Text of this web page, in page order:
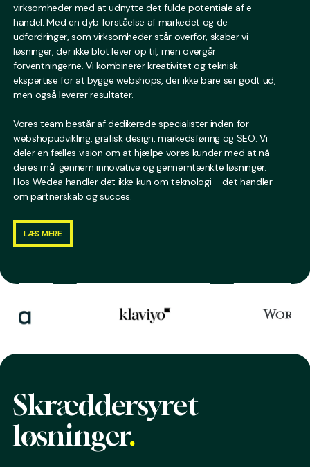
virksomheder med at udnytte det fulde potentiale af e-
handel. Med en dyb forståelse af markedet og de
udfordringer, som virksomheder står overfor, skaber vi
løsninger, der ikke blot lever op til, men overgår
forventningerne. Vi kombinerer kreativitet og teknisk
ekspertise for at bygge webshops, der ikke bare ser godt ud,
men også leverer resultater.
Vores team består af dedikerede specialister inden for
webshopudvikling, grafisk design, markedsføring og SEO. Vi
deler en fælles vision om at hjælpe vores kunder med at nå
deres mål gennem innovative og gennemtænkte løsninger.
Hos Wedea handler det ikke kun om teknologi – det handler
om partnerskab og succes.
LÆS MERE
LÆS MERE
Skræddersyret
løsninger.